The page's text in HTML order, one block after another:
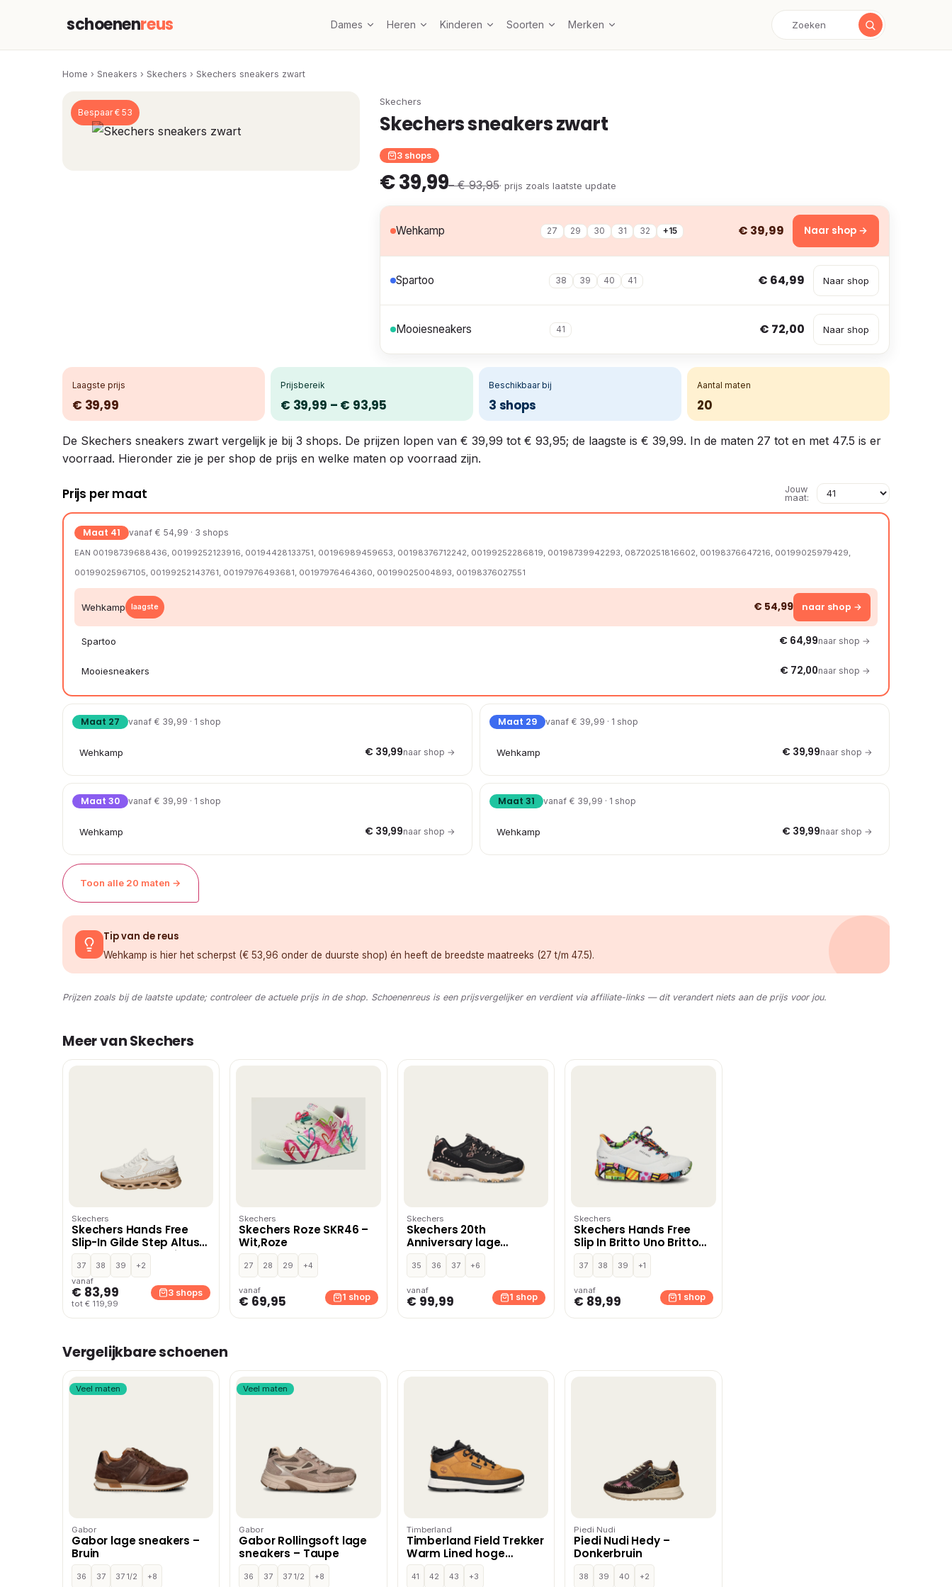
schoenenreus Dames Heren Kinderen Soorten Merken
Home › Sneakers › Skechers › Skechers sneakers zwart
Bespaar € 53
Skechers
Skechers sneakers zwart
3 shops
€ 39,99– € 93,95· prijs zoals laatste update
Wehkamp 27 29 30 31 32 +15 € 39,99 Naar shop →
Spartoo 38 39 40 41 € 64,99 Naar shop
Mooiesneakers 41 € 72,00 Naar shop
Laagste prijs
€ 39,99
Prijsbereik
€ 39,99 – € 93,95
Beschikbaar bij
3 shops
Aantal maten
20
De Skechers sneakers zwart vergelijk je bij 3 shops. De prijzen lopen van € 39,99 tot € 93,95; de laagste is € 39,99. In de maten 27 tot en met 47.5 is er
voorraad. Hieronder zie je per shop de prijs en welke maten op voorraad zijn.
Prijs per maat
Jouw
maat:
Maat 27 vanaf € 39,99 · 1 shop
Wehkamp € 39,99naar shop →
Maat 29 vanaf € 39,99 · 1 shop
Wehkamp € 39,99naar shop →
Maat 30 vanaf € 39,99 · 1 shop
Wehkamp € 39,99naar shop →
Maat 31 vanaf € 39,99 · 1 shop
Wehkamp € 39,99naar shop →
Maat 41 vanaf € 54,99 · 3 shops
EAN 00198739688436, 00199252123916, 00194428133751, 00196989459653, 00198376712242, 00199252286819, 00198739942293, 08720251816602, 00198376647216, 00199025979429,
00199025967105, 00199252143761, 00197976493681, 00197976464360, 00199025004893, 00198376027551
Wehkamp laagste € 54,99 naar shop →
Spartoo € 64,99naar shop →
Mooiesneakers € 72,00naar shop →
Toon alle 20 maten →
Tip van de reus
Wehkamp is hier het scherpst (€ 53,96 onder de duurste shop) én heeft de breedste maatreeks (27 t/m 47.5).
Prijzen zoals bij de laatste update; controleer de actuele prijs in de shop. Schoenenreus is een prijsvergelijker en verdient via affiliate-links — dit verandert niets aan de prijs voor jou.
Meer van Skechers
Skechers
Skechers Hands Free
Slip-In Gilde Step Altus
lage sneakers – Wit
37 38 39
+2
vanaf
€ 83,99
tot € 119,99
3 shops
Skechers
Skechers Roze SKR46 –
Wit,Roze
27 28 29 +4
vanaf
€ 69,95 1 shop
Skechers
Skechers 20th
Anniversary lage
sneakers – Zwart
35 36 37 +6
vanaf
€ 99,99 1 shop
Skechers
Skechers Hands Free
Slip In Britto Uno Britto
Landscape
instapschoenen – Wit
37 38 39 +1
vanaf
€ 89,99 1 shop
Vergelijkbare schoenen
Veel maten
Gabor
Gabor lage sneakers –
Bruin
36 37 37 1/2 +8
Veel maten
Gabor
Gabor Rollingsoft lage
sneakers – Taupe
36 37 37 1/2 +8
Timberland
Timberland Field Trekker
Warm Lined hoge
sneakers – Geel
41 42 43 +3
Piedi Nudi
Piedi Nudi Hedy –
Donkerbruin
38 39 40 +2